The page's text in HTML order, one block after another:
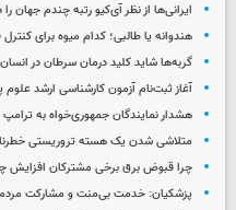
ایرانی‌ها از نظر آی‌کیو رتبه چندم جهان را
هندوانه یا طالبی؛ کدام‌ میوه برای
گربه‌ها شاید کلید درمان سرطان در
آغاز ثبت‌نام‌ آزمون کارشناسی ارشد علوم
هشدار نمایندگان جمهوری‌خواه به ترامپ
متلاشی شدن یک هسته تروریستی
چرا قبوض برق برخی مشترکان افزایش
پزشکیان: خدمت بی‌منت و مشارکت